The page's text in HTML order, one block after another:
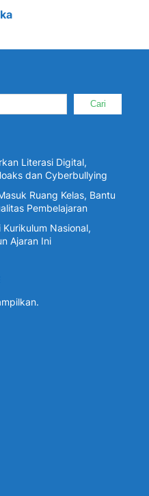
Cari
Literasi Digital,
dan Cyberbullying
Ruang Kelas, Bantu
Pembelajaran
Nasional,
Ajaran Ini